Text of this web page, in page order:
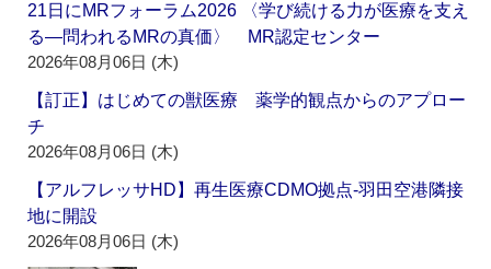
21日にMRフォーラム2026 〈学び続ける力が医療を支え
る―問われるMRの真価〉 MR認定センター
2026年08月06日 (木)
【訂正】はじめての獣医療 薬学的観点からのアプロー
チ
2026年08月06日 (木)
【アルフレッサHD】再生医療CDMO拠点‐羽田空港隣接
地に開設
2026年08月06日 (木)